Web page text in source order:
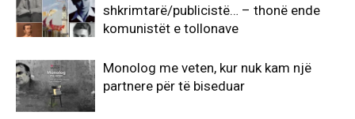
shkrimtarë/publicistë… – thonë ende
komunistët e tollonave
Monolog me veten, kur nuk kam një
partnere për të biseduar